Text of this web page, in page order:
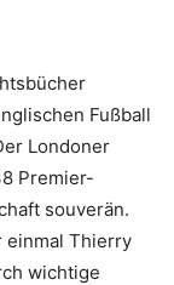
Fußball
Londoner
Premier-
souverän.
einmal Thierry
wichtige